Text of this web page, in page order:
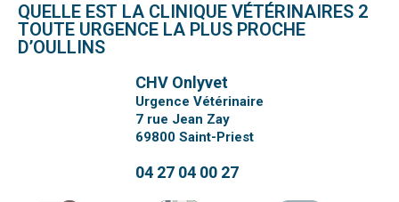
QUELLE EST LA CLINIQUE VÉTÉRINAIRES 2
TOUTE URGENCE LA PLUS PROCHE
D’OULLINS
CHV Onlyvet
Urgence Vétérinaire
7 rue Jean Zay
69800 Saint-Priest
04 27 04 00 27